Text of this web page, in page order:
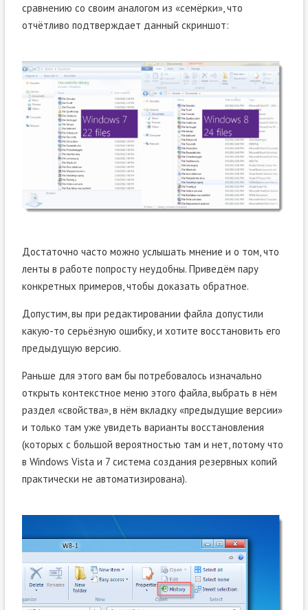
сравнению со своим аналогом из «семёрки», что
отчётливо подтверждает данный скриншот:
Достаточно часто можно услышать мнение и о том, что
ленты в работе попросту неудобны. Приведём пару
конкретных примеров, чтобы доказать обратное.
Допустим, вы при редактировании файла допустили
какую-то серьёзную ошибку, и хотите восстановить его
предыдущую версию.
Раньше для этого вам бы потребовалось изначально
открыть контекстное меню этого файла, выбрать в нём
раздел «свойства», в нём вкладку «предыдущие версии»
и только там уже увидеть варианты восстановления
(которых с большой вероятностью там и нет, потому что
в Windows Vista и 7 система создания резервных копий
практически не автоматизирована).